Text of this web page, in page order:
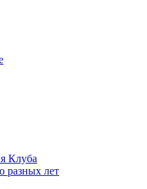
Клуба
разных лет